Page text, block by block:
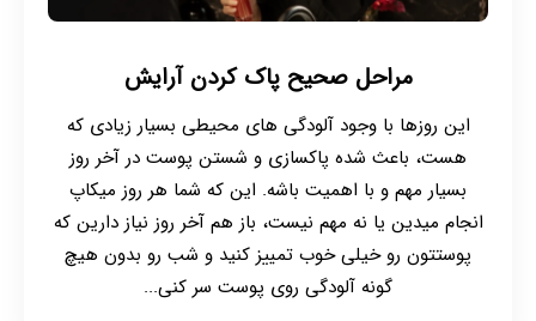
مراحل صحیح پاک کردن آرایش
این روزها با وجود آلودگی های محیطی بسیار زیادی که
هست، باعث شده پاکسازی و شستن پوست در آخر روز
بسیار مهم و با اهمیت باشه. این که شما هر روز میکاپ
انجام میدین یا نه مهم نیست، باز هم آخر روز نیاز دارین که
پوستتون رو خیلی خوب تمییز کنید و شب رو بدون هیچ
گونه آلودگی روی پوست سر کنی...